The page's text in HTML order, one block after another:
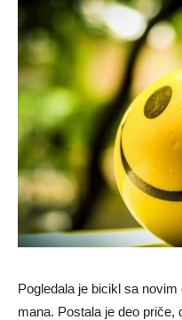
Pogledala je bicikl sa
mana. Postala je deo priče,